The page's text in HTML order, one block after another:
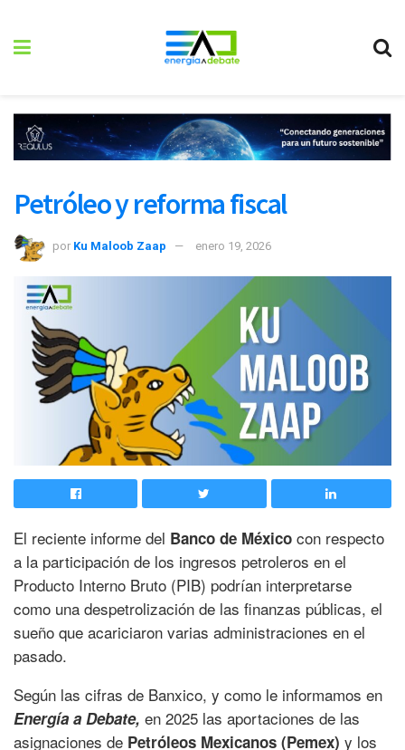
Petróleo y reforma fiscal
por Ku Maloob Zaap enero 19, 2026
El reciente informe del Banco de México con respecto
a la participación de los ingresos petroleros en el
Producto Interno Bruto (PIB) podrían interpretarse
como una despetrolización de las finanzas públicas, el
sueño que acariciaron varias administraciones en el
pasado.
Según las cifras de Banxico, y como le informamos en
Energía a Debate, en 2025 las aportaciones de las
asignaciones de Petróleos Mexicanos (Pemex) y los